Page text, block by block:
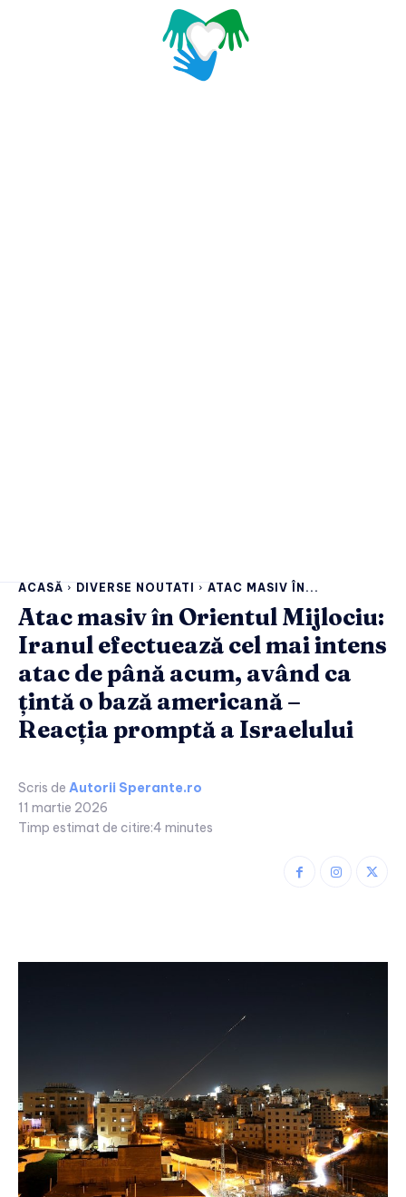
ACASĂ DIVERSE NOUTATI ATAC MASIV ÎN...
Atac masiv în Orientul Mijlociu:
Iranul efectuează cel mai intens
atac de până acum, având ca
țintă o bază americană –
Reacția promptă a Israelului
Scris de Autorii Sperante.ro
11 martie 2026
Timp estimat de citire:4 minutes